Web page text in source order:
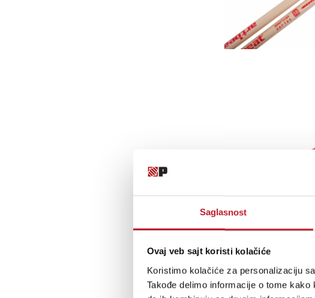
Saglasnost
Ovaj veb sajt koristi kolačiće
Koristimo kolačiće za personalizaciju
Takođe delimo informacije o tome